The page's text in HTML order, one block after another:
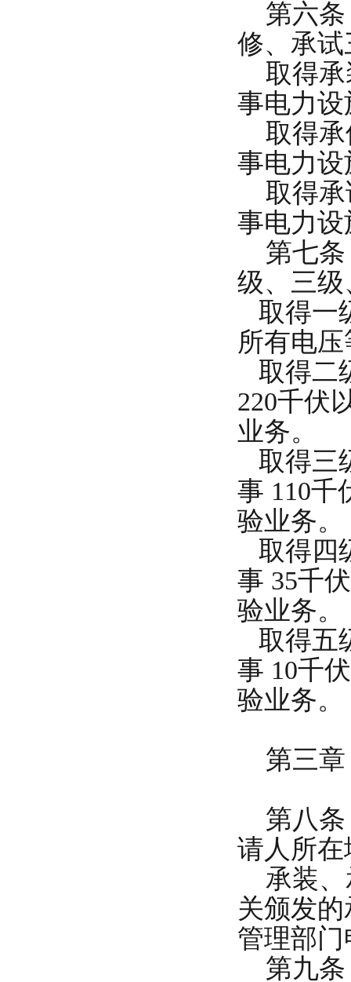
第六条
修、承
取得承
事电力
取得承
事电力
取得承
事电力
第七条
级、三
取得一
所有电
取得二
220千伏
业务。
取得三
事 110千
验业务。
取得四
事 35千
验业务。
取得五
事 10千
验业务。
第三章
第八条
请人所
承装、
关颁发
管理部
第九条